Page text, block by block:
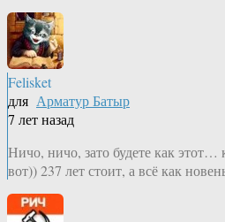
Felisket
для Арматур Батыр
7 лет назад
Ничо, ничо, зато будете как
вот)) 237 лет стоит, а всё как